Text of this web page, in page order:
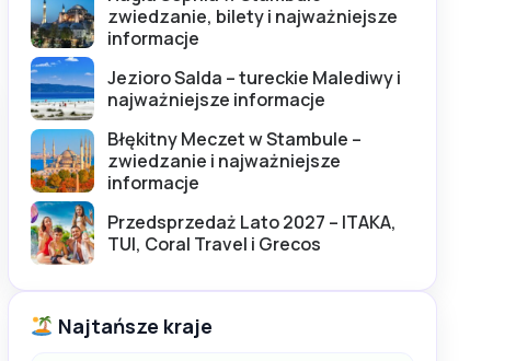
zwiedzanie, bilety i najważniejsze
informacje
Jezioro Salda – tureckie Malediwy i
najważniejsze informacje
Błękitny Meczet w Stambule –
zwiedzanie i najważniejsze
informacje
Przedsprzedaż Lato 2027 – ITAKA,
TUI, Coral Travel i Grecos
Najtańsze kraje